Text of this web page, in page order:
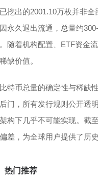
已挖出的2001.10万枚并非
永久退出流通，总量约
随着机构配置、ETF资金
缺价值。
比特币总量的确定性与稀缺
门，所有发行规则公开透
构下几乎不可能实现。截
差，为全球用户提供了历
热门推荐